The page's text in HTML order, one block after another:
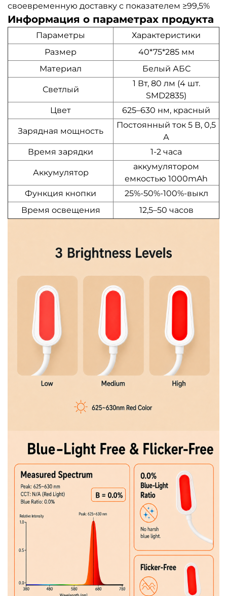
своевременную доставку с показателем ≥99,5%
Информация о параметрах продукта
Параметры
Характеристики
Размер
40*75*285 мм
Материал
Белый АБС
Светлый
1 Вт, 80 лм (4 шт.
SMD2835)
Цвет
625–630 нм, красный
Зарядная мощность
Постоянный ток 5 В, 0,5
А
Время зарядки
1-2 часа
Аккумулятор
аккумулятором
емкостью 1000mAh
Функция кнопки
25%-50%-100%-выкл
Время освещения
12,5–50 часов